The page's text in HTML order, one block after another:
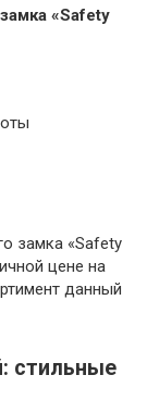
«Safety
замка «Safety
цене на
данный
стильные